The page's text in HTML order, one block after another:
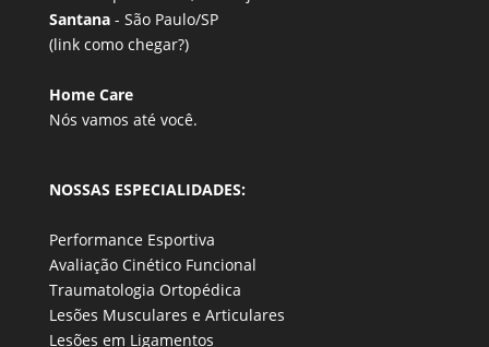
Santana - São Paulo/SP
(link como chegar?)
Home Care
Nós vamos até você.
NOSSAS ESPECIALIDADES:
Performance Esportiva
Avaliação Cinético Funcional
Traumatologia Ortopédica
Lesões Musculares e Articulares
Lesões em Ligamentos